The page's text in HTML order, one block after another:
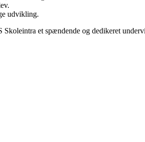
udvikling.
et spændende og dedikeret